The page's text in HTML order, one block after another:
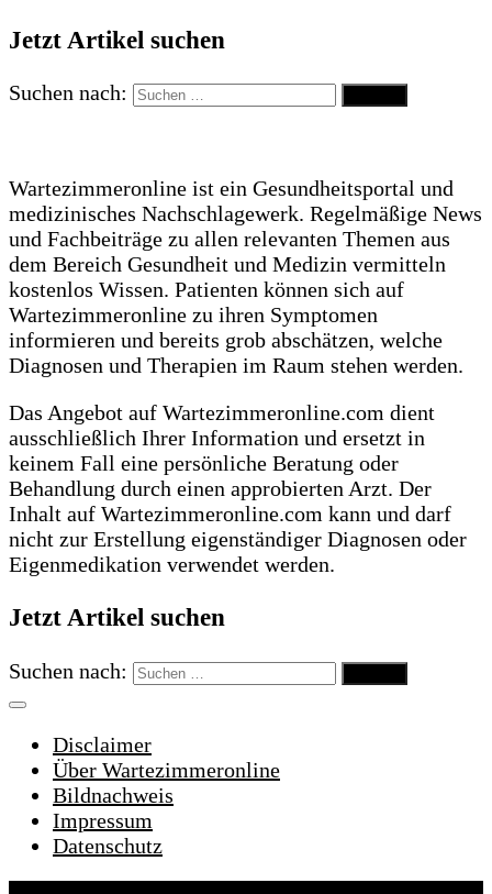
Jetzt Artikel suchen
Suchen nach:
Wartezimmeronline ist ein Gesundheitsportal und
medizinisches Nachschlagewerk. Regelmäßige News
und Fachbeiträge zu allen relevanten Themen aus
dem Bereich Gesundheit und Medizin vermitteln
kostenlos Wissen. Patienten können sich auf
Wartezimmeronline zu ihren Symptomen
informieren und bereits grob abschätzen, welche
Diagnosen und Therapien im Raum stehen werden.
Das Angebot auf Wartezimmeronline.com dient
ausschließlich Ihrer Information und ersetzt in
keinem Fall eine persönliche Beratung oder
Behandlung durch einen approbierten Arzt. Der
Inhalt auf Wartezimmeronline.com kann und darf
nicht zur Erstellung eigenständiger Diagnosen oder
Eigenmedikation verwendet werden.
Jetzt Artikel suchen
Suchen nach:
Disclaimer
Über Wartezimmeronline
Bildnachweis
Impressum
Datenschutz